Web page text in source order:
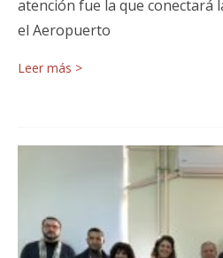
atención fue la que conectará
el Aeropuerto
Leer más >